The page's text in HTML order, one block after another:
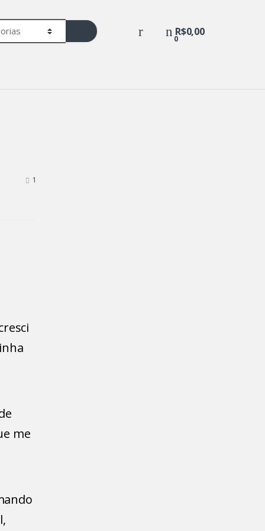
0
R$0,00
1
me